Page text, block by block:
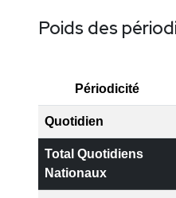
Poids des
Périodicité
Quotidien
Total Quotidiens
Nationaux